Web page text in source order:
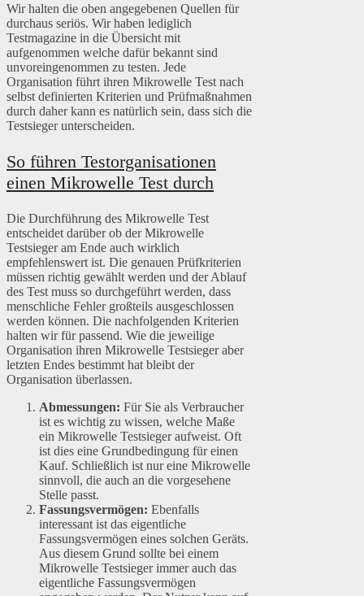
Wir halten die oben angegebenen Quellen für
durchaus seriös. Wir haben lediglich
Testmagazine in die Übersicht mit
aufgenommen welche dafür bekannt sind
unvoreingenommen zu testen. Jede
Organisation führt ihren Mikrowelle Test nach
selbst definierten Kriterien und Prüfmaßnahmen
durch daher kann es natürlich sein, dass sich die
Testsieger unterscheiden.
So führen Testorganisationen
einen Mikrowelle Test durch
Die Durchführung des Mikrowelle Test
entscheidet darüber ob der Mikrowelle
Testsieger am Ende auch wirklich
empfehlenswert ist. Die genauen Prüfkriterien
müssen richtig gewählt werden und der Ablauf
des Test muss so durchgeführt werden, dass
menschliche Fehler großteils ausgeschlossen
werden können. Die nachfolgenden Kriterien
halten wir für passend. Wie die jeweilige
Organisation ihren Mikrowelle Testsieger aber
letzten Endes bestimmt hat bleibt der
Organisation überlassen.
Abmessungen: Für Sie als Verbraucher
ist es wichtig zu wissen, welche Maße
ein Mikrowelle Testsieger aufweist. Oft
ist dies eine Grundbedingung für einen
Kauf. Schließlich ist nur eine Mikrowelle
sinnvoll, die auch an die vorgesehene
Stelle passt.
Fassungsvermögen: Ebenfalls
interessant ist das eigentliche
Fassungsvermögen eines solchen Geräts.
Aus diesem Grund sollte bei einem
Mikrowelle Testsieger immer auch das
eigentliche Fassungsvermögen